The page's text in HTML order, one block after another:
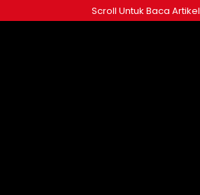
ke
Scroll Untuk Baca Artikel